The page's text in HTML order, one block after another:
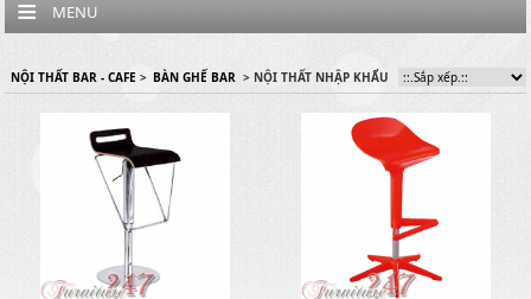
MENU
NỘI THẤT BAR - CAFE > BÀN GHẾ BAR > NỘI THẤT NHẬP KHẨU